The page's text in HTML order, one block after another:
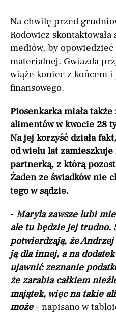
Na chwilę przed
Rodowicz
mediów, by
materialnej. Gwiazda
wiąże koniec z końcem
finansowego.
Piosenkarka miała także
alimentów w kwocie 28
Na jej korzyść działa
od wielu lat
partnerką, z którą
Żaden ze świadków nie
tego w sądzie.
- Maryla zawsze lubi
ale tu będzie jej trudno.
potwierdzają, że
ją dla innej, a na
ujawnić zeznanie
że zarabia całkiem
majątek, więc na takie
może- napisano w